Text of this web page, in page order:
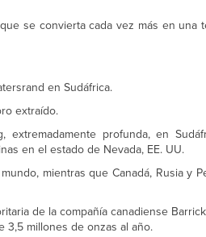
se convierta cada vez más en una
en Sudáfrica.
extraído.
profunda, en
en el estado de Nevada, EE. UU.
mientras que Canadá, Rusia y
de la compañía canadiense
millones de onzas al año.